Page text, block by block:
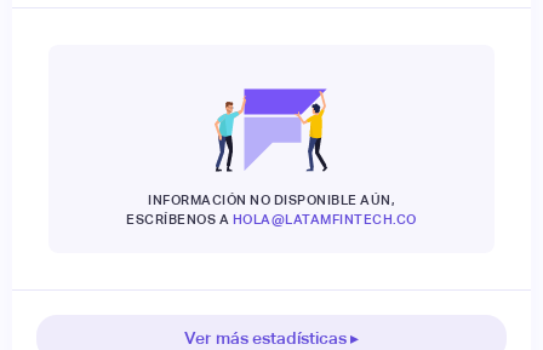
INFORMACIÓN NO DISPONIBLE AÚN,
ESCRÍBENOS A HOLA@LATAMFINTECH.CO
Ver más estadísticas ▸